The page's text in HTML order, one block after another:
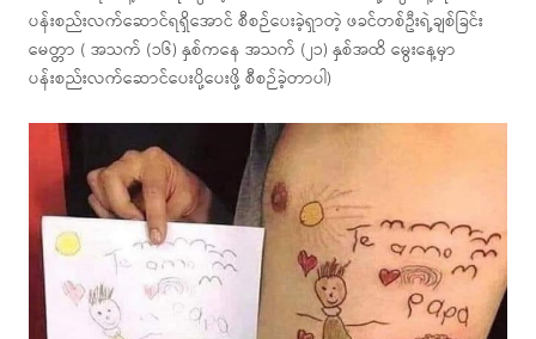
ပန်းစည်းလက်ဆောင်ရရှိအောင် စီစဉ်ပေးခဲ့ရှာတဲ့ ဖခင်တစ်ဦးရဲ့ချစ်ခြင်း
မေတ္တာ ( အသက် (၁၆) နှစ်ကနေ အသက် (၂၁) နှစ်အထိ မွေးနေ့မှာ
ပန်းစည်းလက်ဆောင်ပေးပို့ပေးဖို့ စီစဉ်ခဲ့တာပါ)